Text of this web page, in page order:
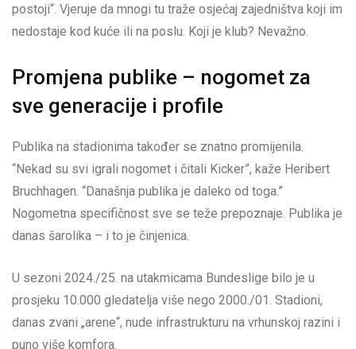
postoji“. Vjeruje da mnogi tu traže osjećaj zajedništva koji im
nedostaje kod kuće ili na poslu. Koji je klub? Nevažno.
Promjena publike – nogomet za
sve generacije i profile
Publika na stadionima također se znatno promijenila.
“Nekad su svi igrali nogomet i čitali Kicker”, kaže Heribert
Bruchhagen. “Današnja publika je daleko od toga.”
Nogometna specifičnost sve se teže prepoznaje. Publika je
danas šarolika – i to je činjenica.
U sezoni 2024./25. na utakmicama Bundeslige bilo je u
prosjeku 10.000 gledatelja više nego 2000./01. Stadioni,
danas zvani „arene“, nude infrastrukturu na vrhunskoj razini i
puno više komfora.